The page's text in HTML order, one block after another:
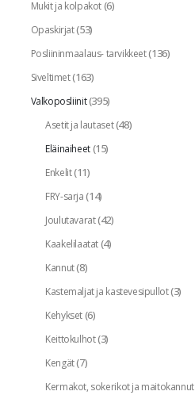
Mukit ja kolpakot(6)
Opaskirjat(53)
Posliininmaalaus- tarvikkeet(136)
Siveltimet(163)
Valkoposliinit(395)
Asetit ja lautaset(48)
Eläinaiheet(15)
Enkelit(11)
FRY-sarja(14)
Joulutavarat(42)
Kaakelilaatat(4)
Kannut(8)
Kastemaljat ja kastevesipullot(3)
Kehykset(6)
Keittokulhot(3)
Kengät(7)
Kermakot, sokerikot ja maitokannut